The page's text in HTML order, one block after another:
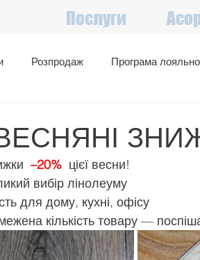
Послуги
Розпродаж Програма
–20%
  цієї весни!
вибір лінолеуму
для дому, кухні, офісу
кількість товару —